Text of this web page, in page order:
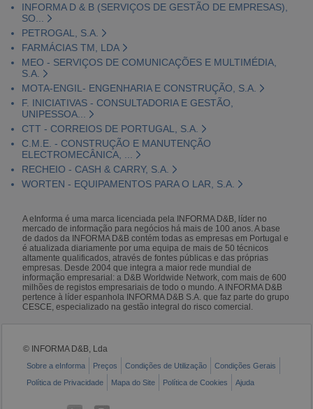
INFORMA D & B (SERVIÇOS DE GESTÃO DE EMPRESAS),
SO...
PETROGAL, S.A.
FARMÁCIAS TM, LDA
MEO - SERVIÇOS DE COMUNICAÇÕES E MULTIMÉDIA,
S.A.
MOTA-ENGIL- ENGENHARIA E CONSTRUÇÃO, S.A.
F. INICIATIVAS - CONSULTADORIA E GESTÃO,
UNIPESSOA...
CTT - CORREIOS DE PORTUGAL, S.A.
C.M.E. - CONSTRUÇÃO E MANUTENÇÃO
ELECTROMECÂNICA, ...
RECHEIO - CASH & CARRY, S.A.
WORTEN - EQUIPAMENTOS PARA O LAR, S.A.
A eInforma é uma marca licenciada pela INFORMA D&B, líder no
mercado de informação para negócios há mais de 100 anos. A base
de dados da INFORMA D&B contém todas as empresas em Portugal e
é atualizada diariamente por uma equipa de mais de 50 técnicos
altamente qualificados, através de fontes públicas e das próprias
empresas. Desde 2004 que integra a maior rede mundial de
informação empresarial: a D&B Worldwide Network, com mais de 600
milhões de registos empresariais de todo o mundo. A INFORMA D&B
pertence à líder espanhola INFORMA D&B S.A. que faz parte do grupo
CESCE, especializado na gestão integral do risco comercial.
© INFORMA D&B, Lda
Sobre a eInforma Preços Condições de Utilização
Condições Gerais
Política de Privacidade
Mapa do Site Política de Cookies Ajuda